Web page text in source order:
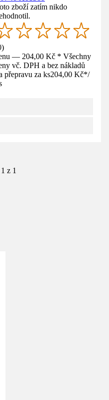
zboží zatím nikdo
)
— 204,00 Kč * Všechny
vč. DPH a bez nákladů
přepravu za ks204,00 Kč*/
z 1